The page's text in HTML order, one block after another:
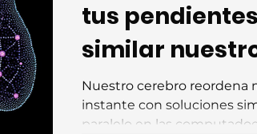
tus
similar
resuelve
Nuestro cerebro reordena
instante con soluciones
paralelo en las